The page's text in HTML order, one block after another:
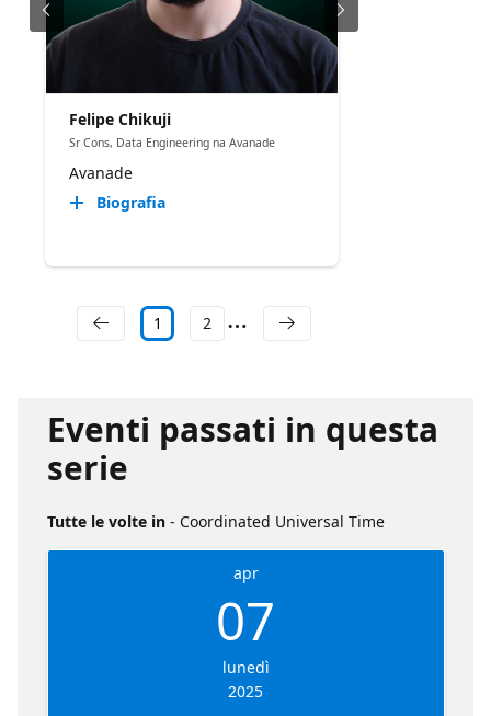
Felipe Chikuji
Sr Cons, Data Engineering na Avanade
Avanade
Biografia
1 2
Eventi passati in questa
serie
Tutte le volte in - Coordinated Universal Time
apr
07
lunedì
2025